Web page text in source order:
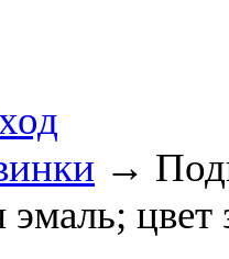
→
эмаль; цвет